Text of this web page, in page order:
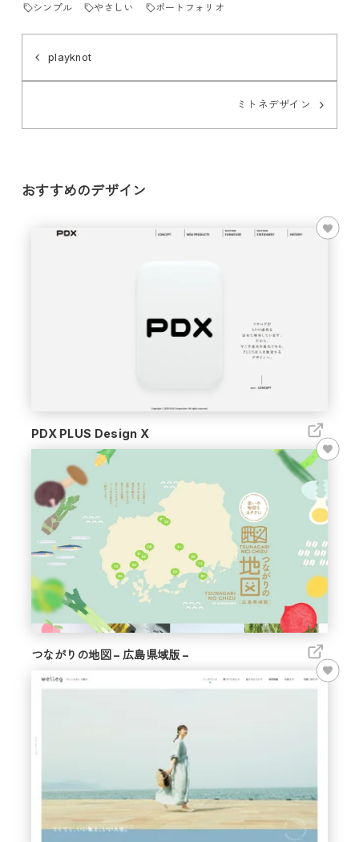
シンプル
やさしい ポートフォリオ
playknot
ミトネデザイン
おすすめのデザイン
PDX PLUS Design X
つながりの地図 – 広島県域版 –